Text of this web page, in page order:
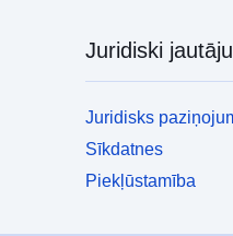
Juridiski
Juridisks
Sīkdatnes
Piekļūstamība